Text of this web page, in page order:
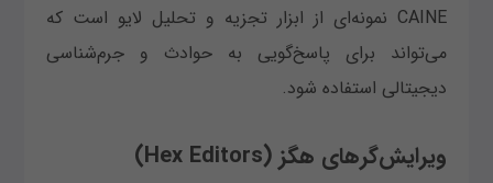
CAINE نمونه‌ای از ابزار تجزیه و تحلیل لایو است که
می‌تواند برای پاسخ‌گویی به حوادث و جرم‌شناسی
دیجیتالی استفاده شود.
ویرایش‌گرهای هگز (Hex Editors)